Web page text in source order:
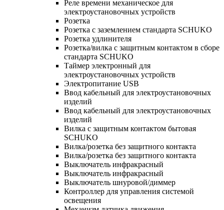
Реле времени механическое для
электроустановочных устройств
Розетка
Розетка с заземлением стандарта SCHUKO
Розетка удлинителя
Розетка/вилка с защитным контактом в сборе
стандарта SCHUKO
Таймер электронный для
электроустановочных устройств
Электропитание USB
Ввод кабельный для электроустановочных
изделий
Ввод кабельный для электроустановочных
изделий
Вилка с защитным контактом бытовая
SCHUKO
Вилка/розетка без защитного контакта
Вилка/розетка без защитного контакта
Выключатель инфракрасный
Выключатель инфракрасный
Выключатель шнуровой/диммер
Контроллер для управления системой
освещения